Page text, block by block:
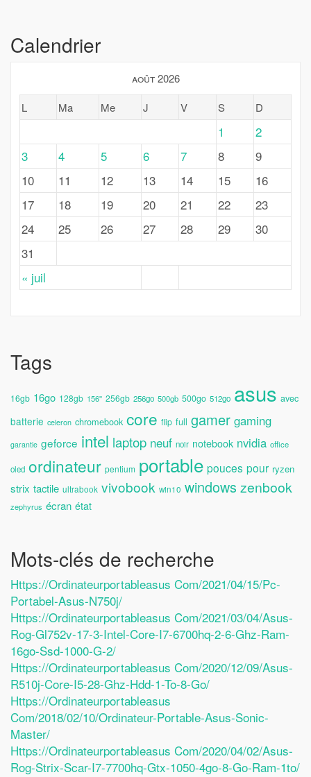
Calendrier
août 2026
L
Ma Me J V S D
« juil
1
2
3
4 5 6 7 8
9
10
11 12 13 14 15
16
17
18 19 20 21 22
23
24
25 26 27 28 29
30
31
Tags
16gb 16go 128gb 156'' 256gb 256go 500gb 500go 512go asus avec
batterie celeron chromebook core flip full gamer gaming
garantie geforce intel laptop neuf noir notebook nvidia office
oled ordinateur pentium portable pouces pour ryzen
strix tactile ultrabook vivobook win10 windows zenbook
zephyrus écran état
Mots-clés de recherche
Https://ordinateurportableasus Com/2021/04/15/pc-
Portabel-Asus-N750j/
Https://ordinateurportableasus Com/2021/03/04/asus-
Rog-Gl752v-17-3-Intel-Core-I7-6700hq-2-6-Ghz-Ram-
16go-Ssd-1000-G-2/
Https://ordinateurportableasus Com/2020/12/09/asus-
R510j-Core-I5-28-Ghz-Hdd-1-To-8-Go/
Https://ordinateurportableasus
Com/2018/02/10/ordinateur-Portable-Asus-Sonic-
Master/
Https://ordinateurportableasus Com/2020/04/02/asus-
Rog-Strix-Scar-I7-7700hq-Gtx-1050-4go-8-Go-Ram-1to/